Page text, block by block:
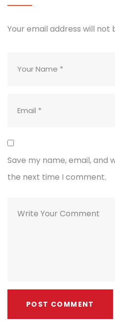
Your email address will not
Save my name, email, and
the next time I comment.